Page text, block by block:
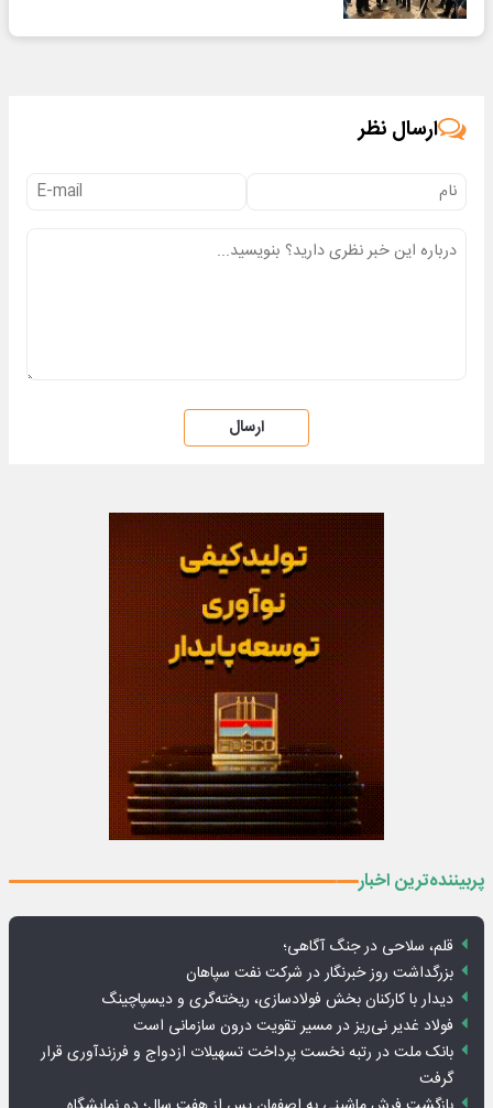
ارسال نظر
ارسال
پربیننده‌ترین اخبار
قلم، سلاحی در جنگ آگاهی؛
بزرگداشت روز خبرنگار در شرکت نفت سپاهان
دیدار با کارکنان بخش فولادسازی، ریخته‌گری و دیسپاچینگ
فولاد غدیر نی‌ریز در مسیر تقویت درون سازمانی است
بانک ملت در رتبه نخست پرداخت تسهیلات ازدواج و فرزندآوری قرار
گرفت